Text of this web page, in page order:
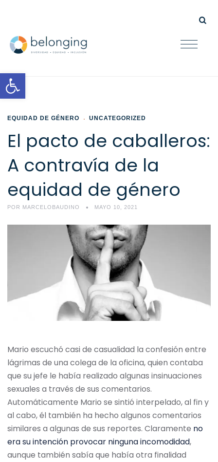
Open toolbar
EQUIDAD DE GÉNERO UNCATEGORIZED
El pacto de caballeros:
A contravía de la
equidad de género
POR MARCELOBAUDINO MAYO 10, 2021
Mario escuchó casi de casualidad la confesión entre
lágrimas de una colega de la oficina, quien contaba
que su jefe le había realizado algunas insinuaciones
sexuales a través de sus comentarios.
Automáticamente Mario se sintió interpelado, al fin y
al cabo, él también ha hecho algunos comentarios
similares a algunas de sus reportes. Claramente no
era su intención provocar ninguna incomodidad,
aunque también sabía que había otra finalidad